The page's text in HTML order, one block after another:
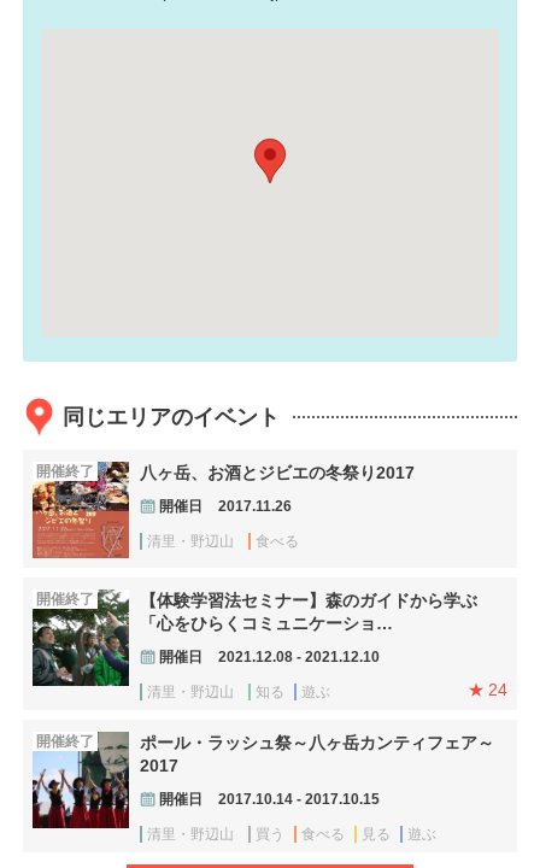
同じエリアのイベント
開催終了 八ヶ岳、お酒とジビエの冬祭り2017
開催日 2017.11.26
清里・野辺山 食べる
開催終了
【体験学習法セミナー】森のガイドから学ぶ
「心をひらくコミュニケーショ…
開催日 2021.12.08 - 2021.12.10
清里・野辺山 知る 遊ぶ 24
開催終了
ポール・ラッシュ祭～八ヶ岳カンティフェア～
2017
開催日 2017.10.14 - 2017.10.15
清里・野辺山 買う 食べる 見る 遊ぶ